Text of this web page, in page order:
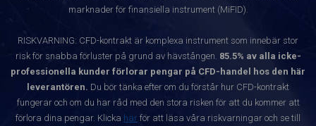
marknader för finansiella instrument (MiFID).
RISKVARNING: CFD-kontrakt är komplexa instrument som innebär stor
risk för snabba förluster på grund av hävstången. 85.5% av alla icke-
professionella kunder förlorar pengar på CFD-handel hos den här
leverantören. Du bör tänka efter om du förstår hur CFD-kontrakt
fungerar och om du har råd med den stora risken för att du kommer att
förlora dina pengar. Klicka här för att läsa våra riskvarningar och se till